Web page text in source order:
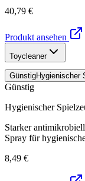
40,79 €
Produkt ansehen
Toycleaner
GünstigHygienischer
Günstig
Hygienischer
Starker
Spray für
8,49 €